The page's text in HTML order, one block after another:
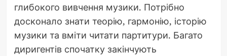
глибокого вивчення музики. Потрібно
досконало знати теорію, гармонію, історію
музики та вміти читати партитури. Багато
диригентів спочатку закінчують